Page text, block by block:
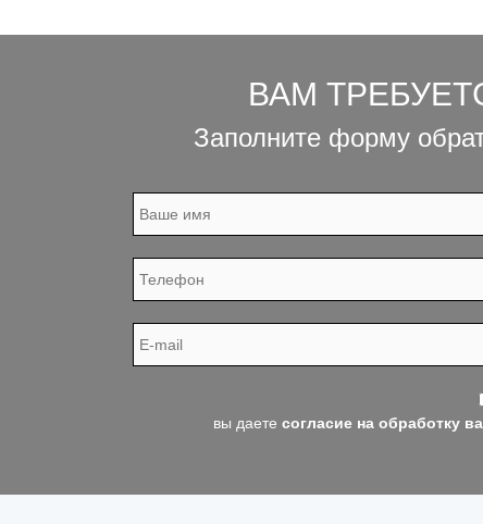
ВАМ
Заполните форму
вы даете согласие на обработку